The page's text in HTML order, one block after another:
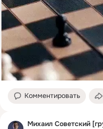
Комментировать
Михаил Советский